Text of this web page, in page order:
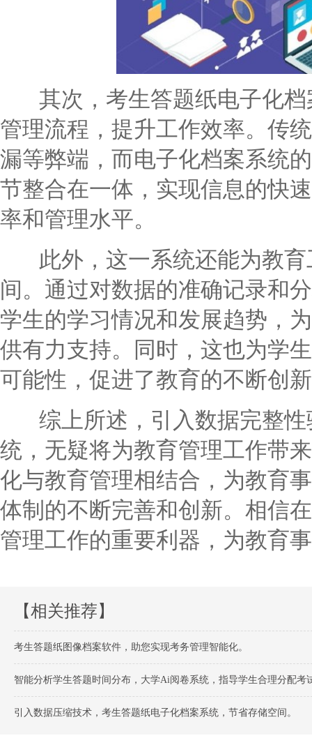
其次，考生答题纸电子化档
管理流程，提升工作效率。传
漏等弊端，而电子化档案系统
节整合在一体，实现信息的快
率和管理水平。
此外，这一系统还能为教育
间。通过对数据的准确记录和
学生的学习情况和发展趋势，
供有力支持。同时，这也为学
可能性，促进了教育的不断创
综上所述，引入数据完整性
统，无疑将为教育管理工作带
化与教育管理相结合，为教育
体制的不断完善和创新。相信
管理工作的重要利器，为教育
【相关推荐】
考生答题纸图像档案软件，助您实现考务管理智能化。
智能分析学生答题时间分布，大学Ai阅卷系统，指导学生合理分配考
引入数据压缩技术，考生答题纸电子化档案系统，节省存储空间。